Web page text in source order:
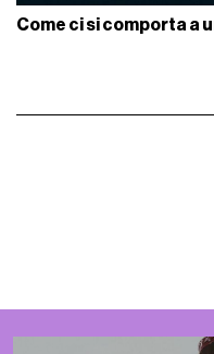
Come ci si comporta a